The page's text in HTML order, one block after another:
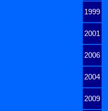
1999
2001
2006
2004
2009